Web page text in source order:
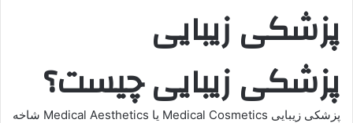
پزشکی زیبایی
پزشکی زیبایی چیست؟
پزشکی زیبایی Medical Cosmetics یا Medical Aesthetics شاخه